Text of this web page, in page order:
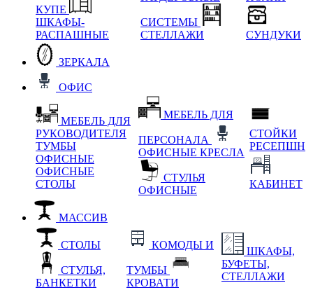
КУПЕ
ШКАФЫ-
РАСПАШНЫЕ
СИСТЕМЫ
СТЕЛЛАЖИ
СУНДУКИ
ЗЕРКАЛА
ОФИС
МЕБЕЛЬ ДЛЯ
РУКОВОДИТЕЛЯ
ТУМБЫ
ОФИСНЫЕ
ОФИСНЫЕ
СТОЛЫ
МЕБЕЛЬ ДЛЯ
ПЕРСОНАЛА
ОФИСНЫЕ КРЕСЛА
СТУЛЬЯ
ОФИСНЫЕ
СТОЙКИ
РЕСЕПШН
КАБИНЕТ
МАССИВ
СТОЛЫ
СТУЛЬЯ,
БАНКЕТКИ
КОМОДЫ И
ТУМБЫ
КРОВАТИ
ШКАФЫ,
БУФЕТЫ,
СТЕЛЛАЖИ